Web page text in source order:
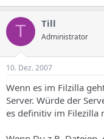
T Till
Administrator
10. Dez. 2007
Wenn es im Filzilla
Server. Würde der
es definitiv im Filezilla